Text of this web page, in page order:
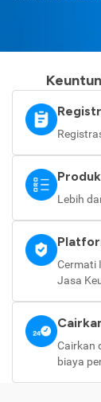
Lebih
Cermati
Jasa
Cairkan
biaya